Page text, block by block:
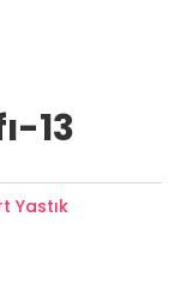
13
Yastık